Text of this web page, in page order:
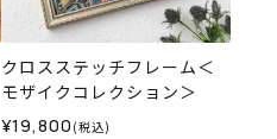
クロスステッチフレーム＜
モザイクコレクション＞
¥19,800 (税込)